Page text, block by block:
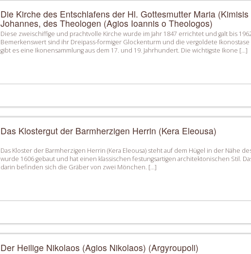
Die Kirche des Entschlafens der Hl. Gottesmutter Maria
Johannes, des Theologen (Agios Ioannis o Theologos)
Diese zweischiffige und prachtvolle Kirche wurde im Jahr 1847 errichtet und galt bis
Βemerkenswert sind ihr Dreipass-formiger Glockenturm und die vergoldete
gibt es eine Ikonensammlung aus dem 17. und 19. Jahrhundert. Die wichtigste Ikone […]
Das Klostergut der Barmherzigen Herrin (Kera Eleousa)
Das Kloster der Barmherzigen Herrin (Kera Eleousa) steht auf dem Hügel in der Nähe
wurde 1606 gebaut und hat einen klassischen festungsartigen architektonischen Stil.
darin befinden sich die Gräber von zwei Mönchen. […]
Der Heilige Nikolaos (Agios Nikolaos) (Αrgyroupoli)